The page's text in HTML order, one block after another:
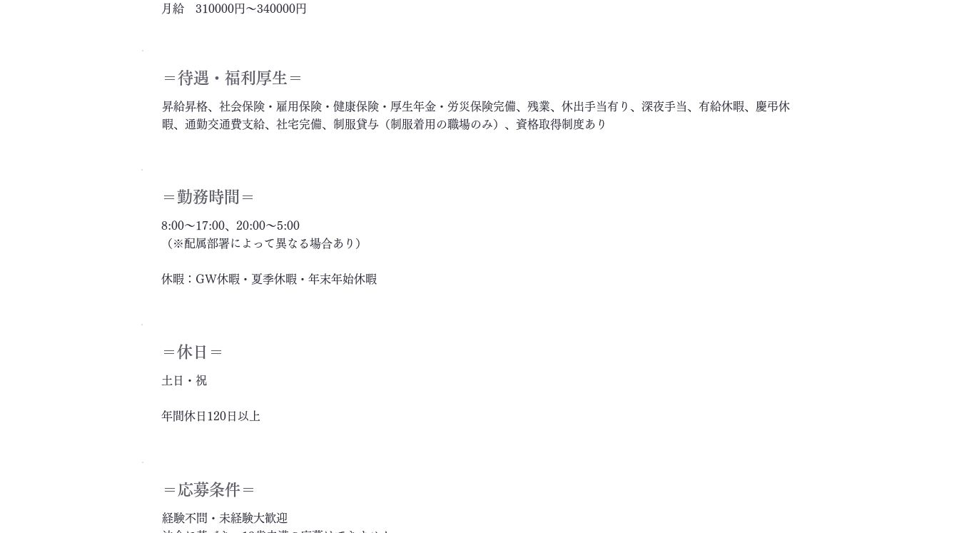
月給 310000円～340000円
＝​待遇・福利厚生＝
昇給昇格、社会保険・雇用保険・健康保険・厚生年金・労災保険完備、残業、休出手当有り、深夜手当、有給休暇、慶弔休
暇、通勤交通費支給、社宅完備、制服貸与（制服着用の職場のみ）、資格取得制度あり
＝勤務時間＝
8:00～17:00、20:00～5:00
（※配属部署によって異なる場合あり）
休暇：GW休暇・夏季休暇・年末年始休暇
＝休日＝
土日・祝
年間休日120日以上
＝応募条件＝
経験不問・未経験大歓迎